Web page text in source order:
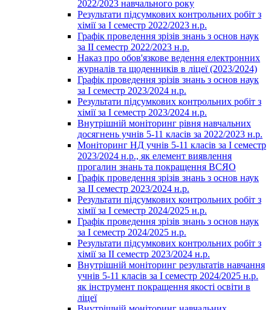
2022/2023 навчального року
Результати підсумкових контрольних робіт з
хімії за І семестр 2022/2023 н.р.
Графік проведення зрізів знань з основ наук
за ІІ семестр 2022/2023 н.р.
Наказ про обов'язкове ведення електронних
журналів та щоденників в ліцеї (2023/2024)
Графік проведення зрізів знань з основ наук
за І семестр 2023/2024 н.р.
Результати підсумкових контрольних робіт з
хімії за І семестр 2023/2024 н.р.
Внутрішній моніторинг рівня навчальних
досягнень учнів 5-11 класів за 2022/2023 н.р.
Моніторинг НД учнів 5-11 класів за І семестр
2023/2024 н.р., як елемент виявлення
прогалин знань та покращення ВСЯО
Графік проведення зрізів знань з основ наук
за ІІ семестр 2023/2024 н.р.
Результати підсумкових контрольних робіт з
хімії за І семестр 2024/2025 н.р.
Графік проведення зрізів знань з основ наук
за І семестр 2024/2025 н.р.
Результати підсумкових контрольних робіт з
хімії за ІІ семестр 2023/2024 н.р.
Внутрішній моніторинг результатів навчання
учнів 5-11 класів за І семестр 2024/2025 н.р.
як інструмент покращення якості освіти в
ліцеї